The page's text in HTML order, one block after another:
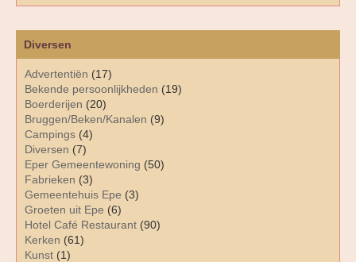
Diversen
Advertentiën (17)
Bekende persoonlijkheden (19)
Boerderijen (20)
Bruggen/Beken/Kanalen (9)
Campings (4)
Diversen (7)
Eper Gemeentewoning (50)
Fabrieken (3)
Gemeentehuis Epe (3)
Groeten uit Epe (6)
Hotel Café Restaurant (90)
Kerken (61)
Kunst (1)